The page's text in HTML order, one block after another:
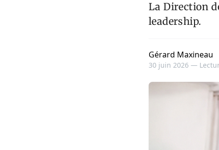
La Direction
leadership.
Gérard Maxineau
30 juin 2026 —